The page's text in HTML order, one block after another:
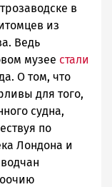
в
из
Ведь
музее стали
О том, что
для того,
судна,
по
Лондона и